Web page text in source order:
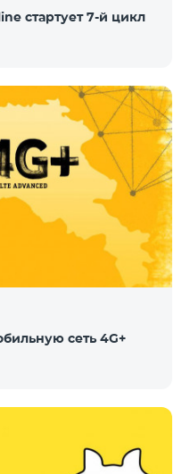
стартует 7-й цикл
сеть 4G+